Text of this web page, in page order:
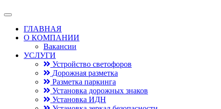
ГЛАВНАЯ
О КОМПАНИИ
Вакансии
УСЛУГИ
Устройство светофоров
Дорожная разметка
Разметка паркинга
Установка дорожных знаков
Установка ИДН